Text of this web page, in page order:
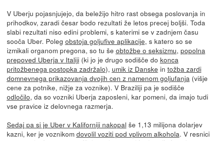
V Uberju pojasnjujejo, da beležijo hitro rast obsega poslovanja in
prihodkov, zaradi česar bodo rezultati že letos precej boljši. Toda
slabi rezultati niso edini problemi, s katerimi se v zadnjem času
sooča Uber. Poleg obstoja goljufive aplikacije, s katero so se
izmikali organom pregona, so tu še obtožbe o seksizmu, popolna
prepoved Uberja v Italiji(ki jo je drugo sodišče do konca
pritožbenega postopka zadržalo), umik iz Danske in tožba zardi
domnevnega prikazovanja dvojih cen z namenom goljufanja (višje
cene za potnike, nižje za voznike). V Braziliji pa je sodišče
odločilo, da so vozniki Uberja zaposleni, kar pomeni, da imajo tudi
vse pravice iz delovnega razmerja.
Sedaj pa si je Uber v Kaliforniji nakopal še 1,13 milijona dolarjev
kazni, ker je voznikom dovolil voziti pod vplivom alkohola. V resnici